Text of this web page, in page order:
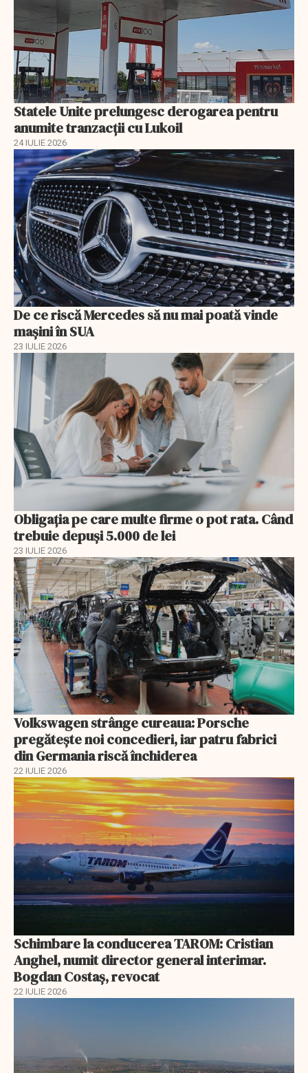
Statele Unite prelungesc derogarea pentru
anumite tranzacții cu Lukoil
24 IULIE 2026
De ce riscă Mercedes să nu mai poată vinde
mașini în SUA
23 IULIE 2026
Obligația pe care multe firme o pot rata. Când
trebuie depuși 5.000 de lei
23 IULIE 2026
Volkswagen strânge cureaua: Porsche
pregătește noi concedieri, iar patru fabrici
din Germania riscă închiderea
22 IULIE 2026
Schimbare la conducerea TAROM: Cristian
Anghel, numit director general interimar.
Bogdan Costaș, revocat
22 IULIE 2026